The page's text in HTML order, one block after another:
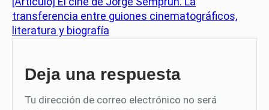
transferencia entre guiones cinematográficos,
literatura y biografía
Deja una respuesta
Tu dirección de correo electrónico no será